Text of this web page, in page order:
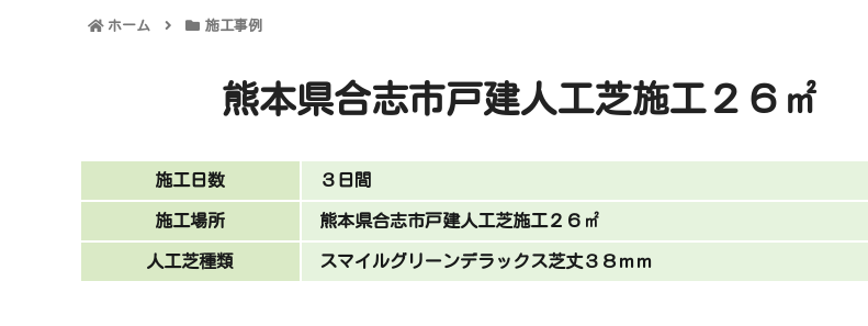
ホーム 施工事例
熊本県合志市戸建人工芝施工２６㎡
施工日数 ３日間
施工場所 熊本県合志市戸建人工芝施工２６㎡
人工芝種類 スマイルグリーンデラックス芝丈３８ｍｍ